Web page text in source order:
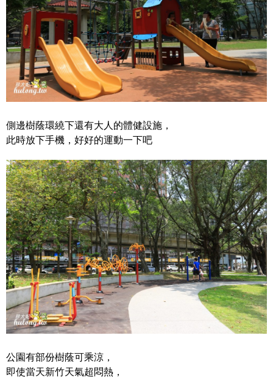
側邊樹蔭環繞下還有大人的體健設施，
此時放下手機，好好的運動一下吧
公園有部份樹蔭可乘涼，
即使當天新竹天氣超悶熱，